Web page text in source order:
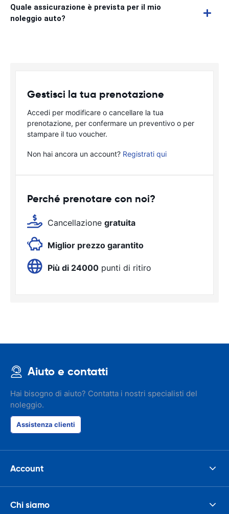
Quale assicurazione è prevista per il mio
noleggio auto?
Gestisci la tua prenotazione
Accedi per modificare o cancellare la tua
prenotazione, per confermare un preventivo o per
stampare il tuo voucher.
Non hai ancora un account? Registrati qui
Perché prenotare con noi?
Cancellazione gratuita
Miglior prezzo garantito
Più di 24000 punti di ritiro
Aiuto e contatti
Hai bisogno di aiuto? Contatta i nostri specialisti del
noleggio.
Assistenza clienti
Account
Chi siamo